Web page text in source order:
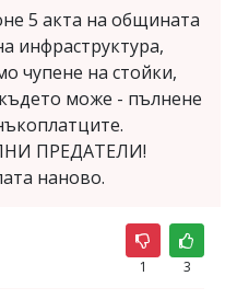
5 акта на общината
инфраструктура,
чупене на стойки,
може - пълнене
ПРЕДАТЕЛИ!
наново.
1 3